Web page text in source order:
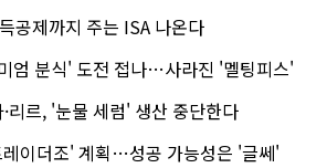
공제까지 주는 ISA 나온다
엄 분식' 도전 접나…사라진 '멜팅피스'
리르, '눈물 세럼' 생산 중단한다
이더조' 계획…성공 가능성은 '글쎄'